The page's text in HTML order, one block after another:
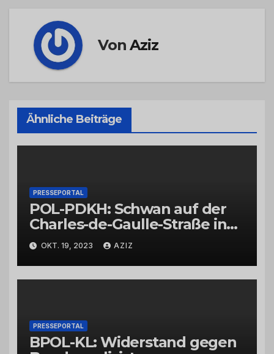
VonAziz
Ähnliche Beiträge
PRESSEPORTAL
POL-PDKH: Schwan auf der
Charles-de-Gaulle-Straße in
Bad Kreuznach beeinflusst
Feierabendverkehr
OKT. 19, 2023 AZIZ
PRESSEPORTAL
BPOL-KL: Widerstand gegen